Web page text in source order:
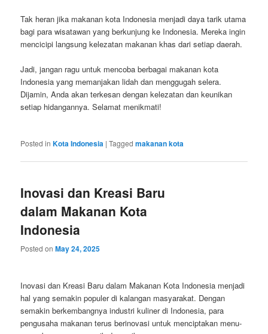
Tak heran jika makanan kota Indonesia menjadi daya tarik utama
bagi para wisatawan yang berkunjung ke Indonesia. Mereka ingin
mencicipi langsung kelezatan makanan khas dari setiap daerah.
Jadi, jangan ragu untuk mencoba berbagai makanan kota
Indonesia yang memanjakan lidah dan menggugah selera.
Dijamin, Anda akan terkesan dengan kelezatan dan keunikan
setiap hidangannya. Selamat menikmati!
Posted in Kota Indonesia |Tagged makanan kota
Inovasi dan Kreasi Baru
dalam Makanan Kota
Indonesia
Posted onMay 24, 2025
Inovasi dan Kreasi Baru dalam Makanan Kota Indonesia menjadi
hal yang semakin populer di kalangan masyarakat. Dengan
semakin berkembangnya industri kuliner di Indonesia, para
pengusaha makanan terus berinovasi untuk menciptakan menu-